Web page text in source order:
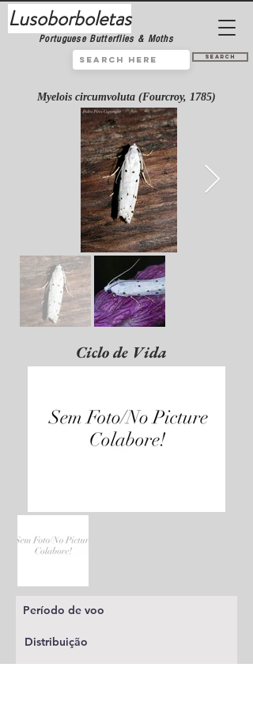
Lusoborboletas
Portuguese Butterflies & Moths
Search
Myelois circumvoluta (Fourcroy, 1785)
Ciclo de Vida
Período de voo
Distribuição